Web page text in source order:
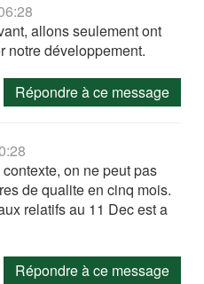
allons seulement ont
notre développement.
Répondre à ce message
on ne peut pas
de qualite en cinq mois.
relatifs au 11 Dec est a
Répondre à ce message